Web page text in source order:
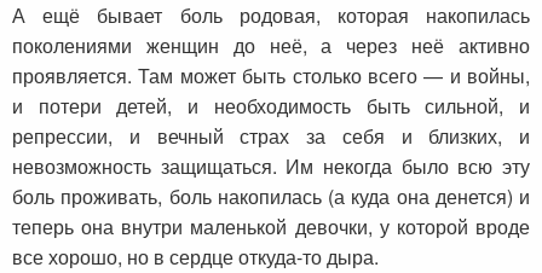
А ещё бывает боль родовая, которая накопилась
поколениями женщин до неё, а через неё активно
проявляется. Там может быть столько всего — и войны,
и потери детей, и необходимость быть сильной, и
репрессии, и вечный страх за себя и близких, и
невозможность защищаться. Им некогда было всю эту
боль проживать, боль накопилась (а куда она денется) и
теперь она внутри маленькой девочки, у которой вроде
все хорошо, но в сердце откуда-то дыра.